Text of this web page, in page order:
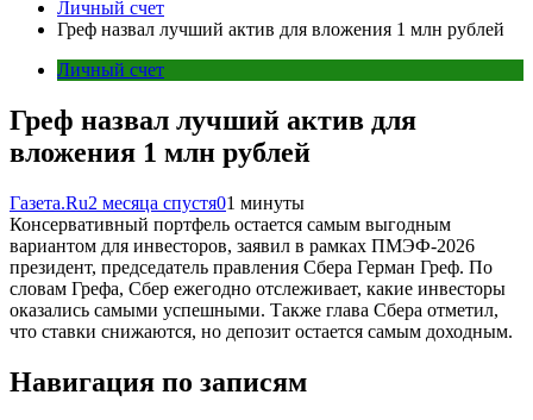
Личный счет
Греф назвал лучший актив для вложения 1 млн рублей
Личный счет
Греф назвал лучший актив для
вложения 1 млн рублей
Газета.Ru2 месяца спустя01 минуты
Консервативный портфель остается самым выгодным
вариантом для инвесторов, заявил в рамках ПМЭФ-2026
президент, председатель правления Сбера Герман Греф. По
словам Грефа, Сбер ежегодно отслеживает, какие инвесторы
оказались самыми успешными. Также глава Сбера отметил,
что ставки снижаются, но депозит остается самым доходным.
Навигация по записям